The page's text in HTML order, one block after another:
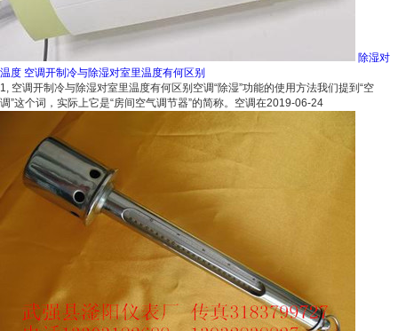
除湿对
温度 空调开制冷与除湿对室里温度有何区别
1, 空调开制冷与除湿对室里温度有何区别空调“除湿”功能的使用方法我们提到“空
调”这个词，实际上它是“房间空气调节器”的简称。空调在2019-06-24